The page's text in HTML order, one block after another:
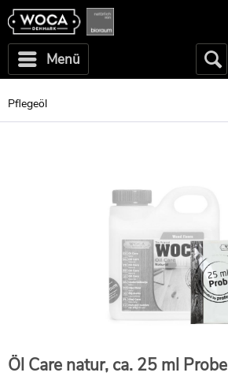
Menü
Pflegeöl
Öl Care natur, ca. 25 ml Probe